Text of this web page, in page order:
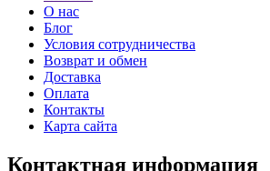
О нас
Блог
Условия сотрудничества
Возврат и обмен
Доставка
Оплата
Контакты
Карта сайта
Контактная информация